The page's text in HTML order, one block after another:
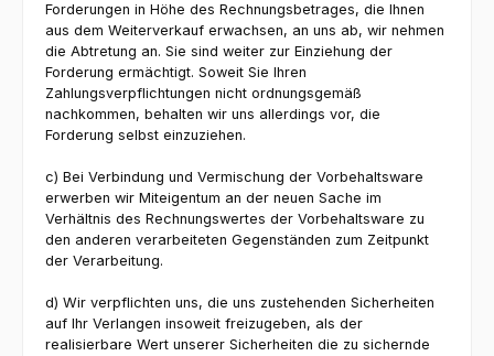
Forderungen in Höhe des Rechnungsbetrages, die Ihnen
aus dem Weiterverkauf erwachsen, an uns ab, wir nehmen
die Abtretung an. Sie sind weiter zur Einziehung der
Forderung ermächtigt. Soweit Sie Ihren
Zahlungsverpflichtungen nicht ordnungsgemäß
nachkommen, behalten wir uns allerdings vor, die
Forderung selbst einzuziehen.
c) Bei Verbindung und Vermischung der Vorbehaltsware
erwerben wir Miteigentum an der neuen Sache im
Verhältnis des Rechnungswertes der Vorbehaltsware zu
den anderen verarbeiteten Gegenständen zum Zeitpunkt
der Verarbeitung.
d) Wir verpflichten uns, die uns zustehenden Sicherheiten
auf Ihr Verlangen insoweit freizugeben, als der
realisierbare Wert unserer Sicherheiten die zu sichernde